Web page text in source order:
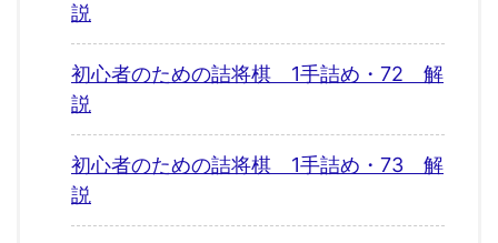
説
初心者のための詰将棋 1手詰め・72 解
説
初心者のための詰将棋 1手詰め・73 解
説